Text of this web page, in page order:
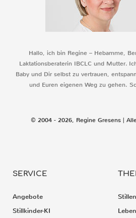
Hallo, ich bin Regine – Hebamme,
Laktationsberaterin IBCLC und Mutter.
Baby und Dir selbst zu vertrauen,
und Euren eigenen Weg zu gehen.
© 2004 - 2026, Regine Gresens |
SERVICE
Angebote
Stillkinder-KI
Stillen